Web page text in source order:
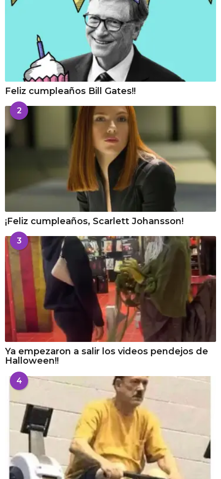
Feliz cumpleaños Bill Gates!!
2
¡Feliz cumpleaños, Scarlett Johansson!
3
Ya empezaron a salir los videos pendejos de
Halloween!!
4